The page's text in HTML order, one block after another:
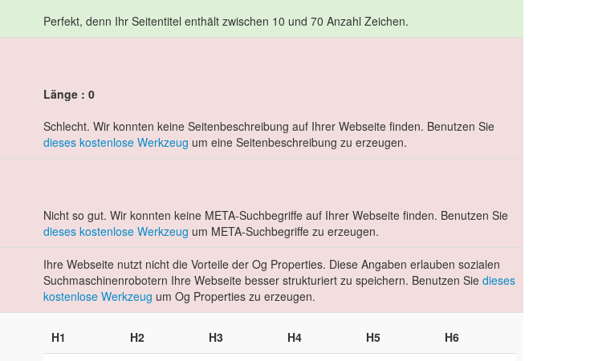
Perfekt, denn Ihr Seitentitel enthält zwischen 10 und 70 Anzahl Zeichen.
Länge : 0
Schlecht. Wir konnten keine Seitenbeschreibung auf Ihrer Webseite finden. Benutzen Sie
dieses kostenlose Werkzeug um eine Seitenbeschreibung zu erzeugen.
Nicht so gut. Wir konnten keine META-Suchbegriffe auf Ihrer Webseite finden. Benutzen Sie
dieses kostenlose Werkzeug um META-Suchbegriffe zu erzeugen.
Ihre Webseite nutzt nicht die Vorteile der Og Properties. Diese Angaben erlauben sozialen
Suchmaschinenrobotern Ihre Webseite besser strukturiert zu speichern. Benutzen Sie dieses
kostenlose Werkzeug um Og Properties zu erzeugen.
H1 H2 H3 H4 H5 H6